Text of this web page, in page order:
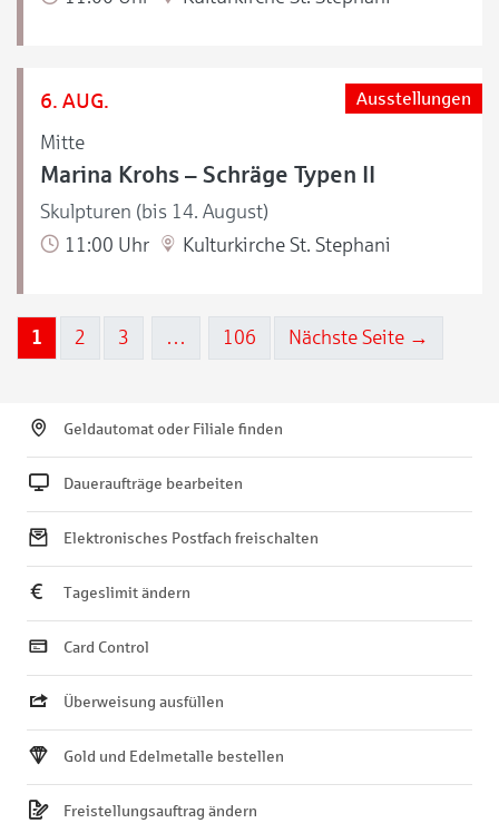
6. AUG.
Mitte
Ausstellungen
Marina Krohs – Schräge Typen II
Skulpturen (bis 14. August)
11:00 Uhr
Kulturkirche St. Stephani
1 2 3 … 106 Nächste Seite →
Geldautomat oder Filiale finden
Daueraufträge bearbeiten
Elektronisches Postfach freischalten
Tageslimit ändern
Card Control
Überweisung ausfüllen
Gold und Edelmetalle bestellen
Freistellungsauftrag ändern